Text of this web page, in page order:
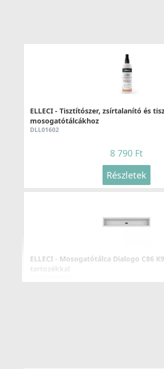
ELLECI - Tisztítószer, zsírtalanító és
mosogatótálcákhoz
DLL01602
8 790 Ft
Részletek
ELLECI - Mosogatótálca Dialogo C86
tartozékkal